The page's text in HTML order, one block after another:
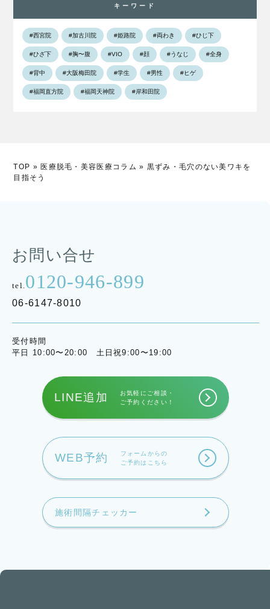
キーワード
#西宮院 #加古川院 #姫路院 #両わき #ひじ下
#ひざ下 #胸〜腹 #VIO #顔 #うなじ #全身
#背中 #大阪梅田院 #学生 #男性 #ヒゲ
#福岡直方院 #福岡天神院 #岸和田院
TOP » 医療脱毛・美容医療コラム » 黒ずみ・毛穴のない美ワキを
目指そう
お問い合せ
tel.0120-946-899
06-6147-8010
受付時間
平日 10:00〜20:00 土日祝9:00〜19:00
LINE追加
お気軽にご相談・
ご予約ください！
WEB予約
フォームからの
ご予約はこちら
施術間隔チェッカー